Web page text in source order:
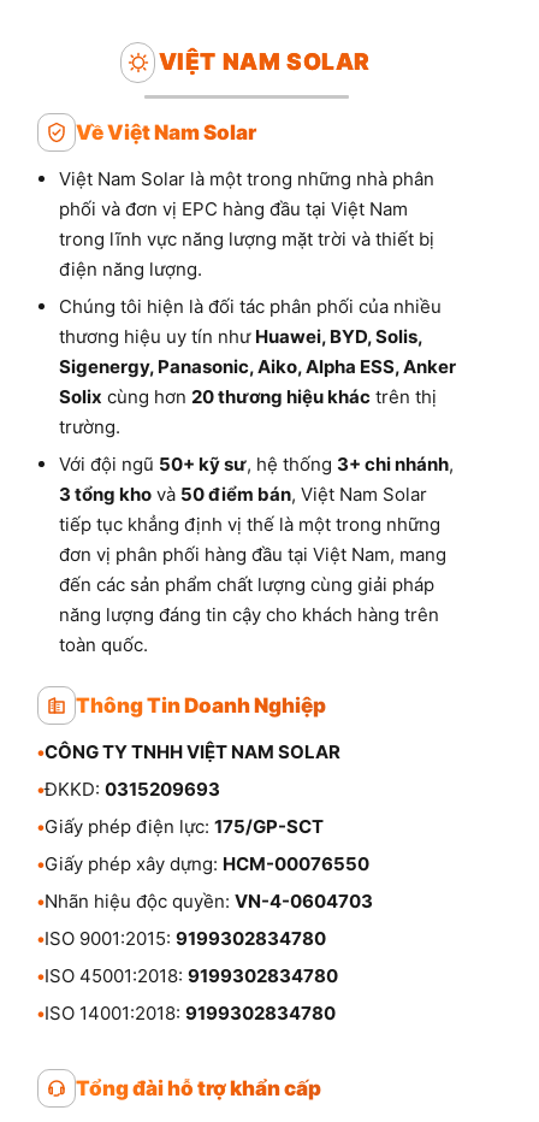
VIỆT NAM SOLAR
Về Việt Nam Solar
Việt Nam Solar là một trong những nhà phân
phối và đơn vị EPC hàng đầu tại Việt Nam
trong lĩnh vực năng lượng mặt trời và thiết bị
điện năng lượng.
Chúng tôi hiện là đối tác phân phối của nhiều
thương hiệu uy tín như Huawei, BYD, Solis,
Sigenergy, Panasonic, Aiko, Alpha ESS, Anker
Solix cùng hơn 20 thương hiệu khác trên thị
trường.
Với đội ngũ 50+ kỹ sư, hệ thống 3+ chi nhánh,
3 tổng kho và 50 điểm bán, Việt Nam Solar
tiếp tục khẳng định vị thế là một trong những
đơn vị phân phối hàng đầu tại Việt Nam, mang
đến các sản phẩm chất lượng cùng giải pháp
năng lượng đáng tin cậy cho khách hàng trên
toàn quốc.
Thông Tin Doanh Nghiệp
•CÔNG TY TNHH VIỆT NAM SOLAR
•ĐKKD: 0315209693
•Giấy phép điện lực: 175/GP-SCT
•Giấy phép xây dựng: HCM-00076550
•Nhãn hiệu độc quyền: VN-4-0604703
•ISO 9001:2015: 9199302834780
•ISO 45001:2018: 9199302834780
•ISO 14001:2018: 9199302834780
Tổng đài hỗ trợ khẩn cấp